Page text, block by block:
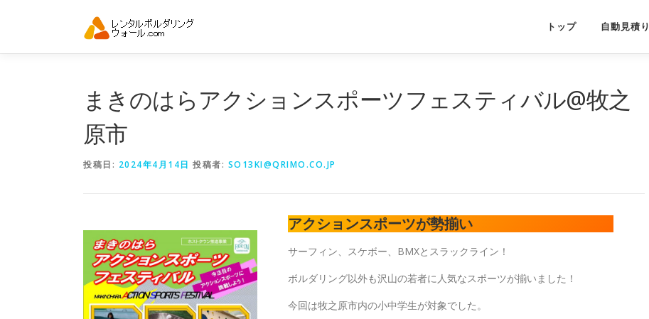
ン
トップ 自動見積り
まきのはらアクションスポーツフェスティバル@牧之
原市
投稿日: 2024年4月14日 投稿者: SO13KI@QRIMO.CO.JP
アクションスポーツが勢揃い
サーフィン、スケボー、BMXとスラックライン！
ボルダリング以外も沢山の若者に人気なスポーツが揃いました！
今回は牧之原市内の小中学生が対象でした。